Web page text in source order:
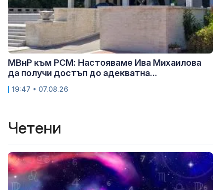
МВнР към РСМ: Настояваме Ива Михаилова
да получи достъп до адекватна...
19:47 • 07.08.26
Четени